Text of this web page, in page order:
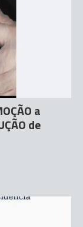
a
de